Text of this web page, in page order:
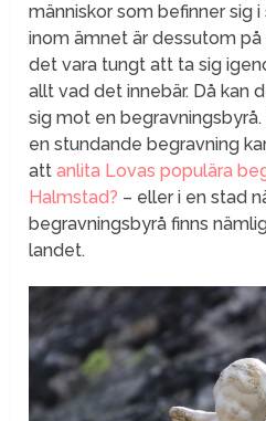
människor som befinner sig
inom ämnet är dessutom på
det vara tungt att ta sig
allt vad det innebär. Då kan
sig mot en
en stundande begravning
attanlita Lovas populära
Halmstad? – eller i en stad
begravningsbyrå finns
landet.